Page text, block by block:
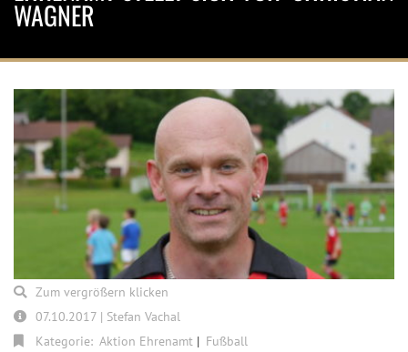
WAGNER
Zum vergrößern klicken
07.10.2017 | Stefan Vachal
Kategorie: Aktion Ehrenamt Fußball